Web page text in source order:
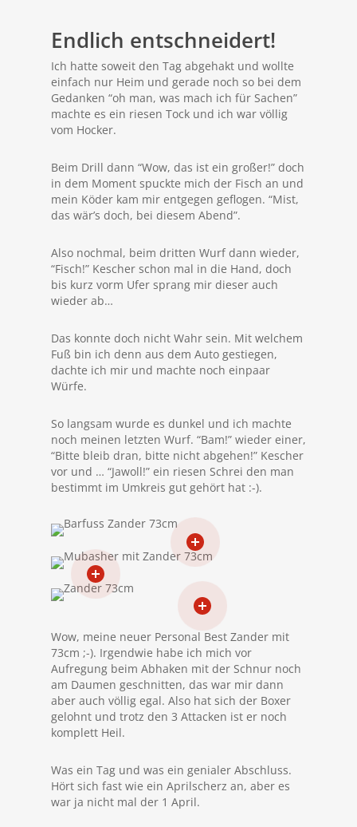
Endlich entschneidert!
Ich hatte soweit den Tag abgehakt und wollte
einfach nur Heim und gerade noch so bei dem
Gedanken “oh man, was mach ich für Sachen”
machte es ein riesen Tock und ich war völlig
vom Hocker.
Beim Drill dann “Wow, das ist ein großer!” doch
in dem Moment spuckte mich der Fisch an und
mein Köder kam mir entgegen geflogen. “Mist,
das wär’s doch, bei diesem Abend”.
Also nochmal, beim dritten Wurf dann wieder,
“Fisch!” Kescher schon mal in die Hand, doch
bis kurz vorm Ufer sprang mir dieser auch
wieder ab…
Das konnte doch nicht Wahr sein. Mit welchem
Fuß bin ich denn aus dem Auto gestiegen,
dachte ich mir und machte noch einpaar
Würfe.
So langsam wurde es dunkel und ich machte
noch meinen letzten Wurf. “Bam!” wieder einer,
“Bitte bleib dran, bitte nicht abgehen!” Kescher
vor und … “Jawoll!” ein riesen Schrei den man
bestimmt im Umkreis gut gehört hat :-).
Wow, meine neuer Personal Best Zander mit
73cm ;-). Irgendwie habe ich mich vor
Aufregung beim Abhaken mit der Schnur noch
am Daumen geschnitten, das war mir dann
aber auch völlig egal. Also hat sich der Boxer
gelohnt und trotz den 3 Attacken ist er noch
komplett Heil.
Was ein Tag und was ein genialer Abschluss.
Hört sich fast wie ein Aprilscherz an, aber es
war ja nicht mal der 1 April.